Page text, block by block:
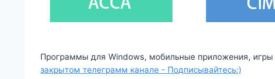
Программы для Windows, мобильные приложения,
закрытом телеграмм канале - Подписывайтесь:)